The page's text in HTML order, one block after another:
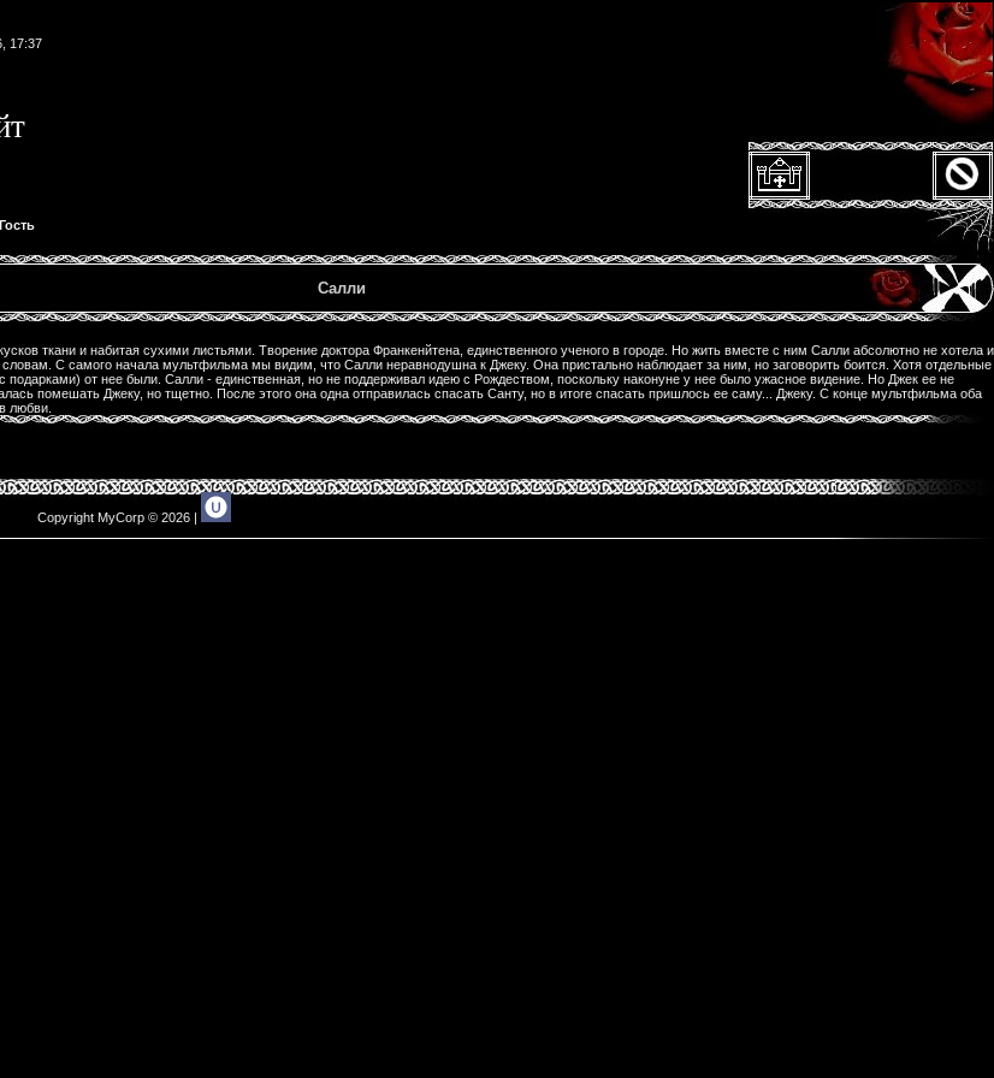
17:37
Гость
Салли
ткани и набитая сухими листьями. Творение доктора Франкенйтена, единственного ученого в городе. Но жить вместе с ним Салли абсолютно не хотела и
С самого начала мультфильма мы видим, что Салли неравнодушна к Джеку. Она пристально наблюдает за ним, но заговорить боится. Хотя отдельные
подарками) от нее были. Салли - единственная, но не поддерживал идею с Рождеством, поскольку наконуне у нее было ужасное видение. Но Джек ее не
помешать Джеку, но тщетно. После этого она одна отправилась спасать Санту, но в итоге спасать пришлось ее саму... Джеку. С конце мультфильма оба
любви.
Copyright MyCorp © 2026 |